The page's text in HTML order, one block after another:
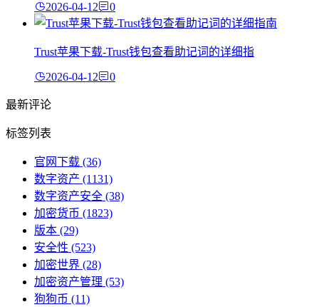
2026-04-12 0
Trust苹果下载-Trust钱包查看助记词的详细指
2026-04-12 0
最新评论
标签列表
官网下载 (36)
数字资产 (1131)
数字资产安全 (38)
加密货币 (1823)
版本 (29)
安全性 (523)
加密世界 (28)
加密资产管理 (53)
狗狗币 (11)